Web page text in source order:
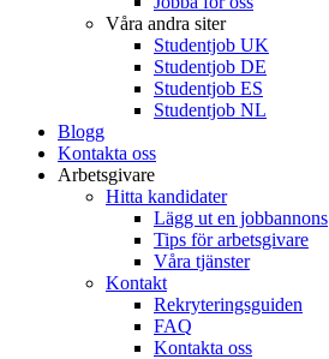
Våra andra siter
Studentjob UK
Studentjob DE
Studentjob ES
Studentjob NL
Blogg
Kontakta oss
Arbetsgivare
Hitta kandidater
Lägg ut en jobbannons
Tips för arbetsgivare
Våra tjänster
Kontakt
Rekryteringsguiden
FAQ
Kontakta oss